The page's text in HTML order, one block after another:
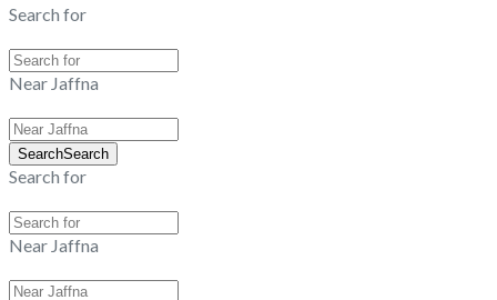
Search for
Near Jaffna
SearchSearch
Search for
Near Jaffna